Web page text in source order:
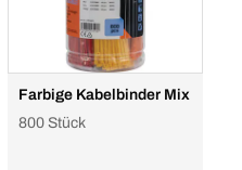
Farbige Kabelbinder Mix
800 Stück